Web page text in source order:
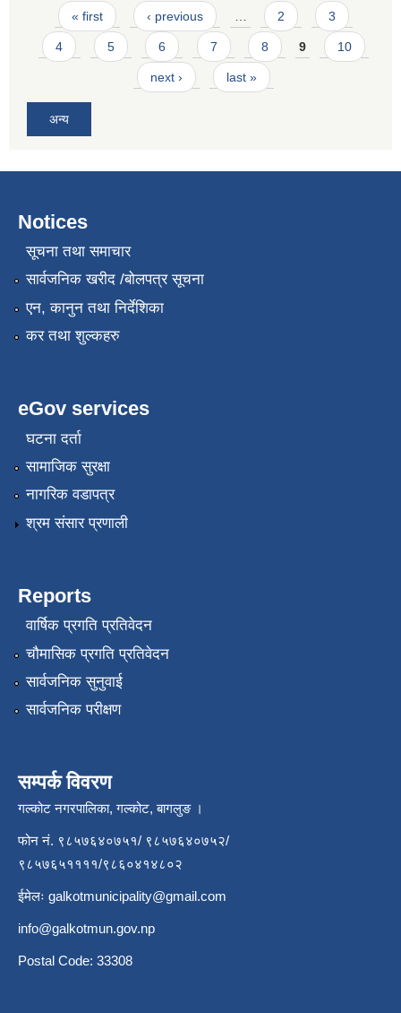
Pages
« first ‹ previous 2 3
4 5 6 7 8 9 10
next › last »
अन्य
Notices
सूचना तथा समाचार
सार्वजनिक खरीद /बोलपत्र सूचना
एन, कानुन तथा निर्देशिका
कर तथा शुल्कहरु
eGov services
घटना दर्ता
सामाजिक सुरक्षा
नागरिक वडापत्र
श्रम संसार प्रणाली
Reports
वार्षिक प्रगति प्रतिवेदन
चौमासिक प्रगति प्रतिवेदन
सार्वजनिक सुनुवाई
सार्वजनिक परीक्षण
सम्पर्क विवरण
गल्कोट नगरपालिका, गल्कोट, बागलुङ ।
फोन नं. ९८५७६४०७५१/ ९८५७६४०७५२/
९८५७६५११११/९८६०४१४८०२
ईमेलः galkotmunicipality@gmail.com
info@galkotmun.gov.np
Postal Code: 33308